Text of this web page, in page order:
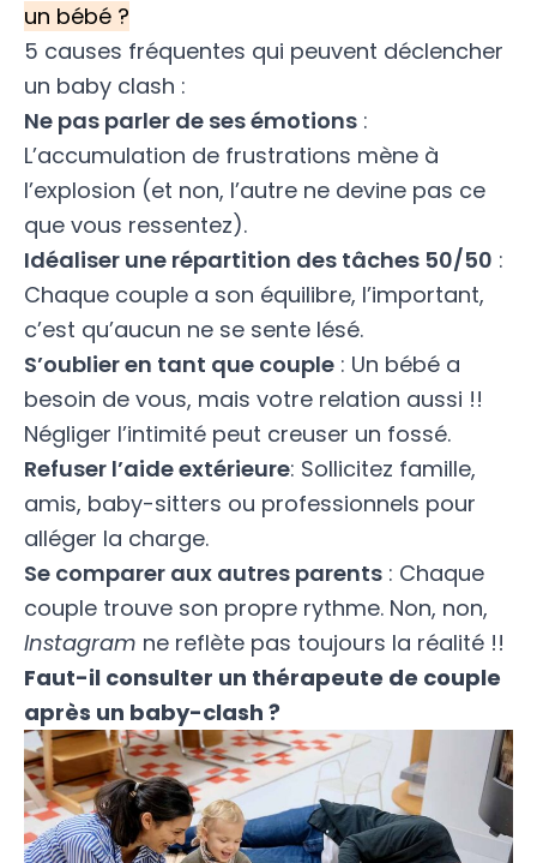
un bébé ?
5 causes fréquentes qui peuvent déclencher
un baby clash :
Ne pas parler de ses émotions :
L’accumulation de frustrations mène à
l’explosion (et non, l’autre ne devine pas ce
que vous ressentez).
Idéaliser une répartition des tâches 50/50 :
Chaque couple a son équilibre, l’important,
c’est qu’aucun ne se sente lésé.
S’oublier en tant que couple : Un bébé a
besoin de vous, mais votre relation aussi !!
Négliger l’intimité peut creuser un fossé.
Refuser l’aide extérieure: Sollicitez famille,
amis, baby-sitters ou professionnels pour
alléger la charge.
Se comparer aux autres parents : Chaque
couple trouve son propre rythme. Non, non,
Instagram ne reflète pas toujours la réalité !!
Faut-il consulter un thérapeute de couple
après un baby-clash ?